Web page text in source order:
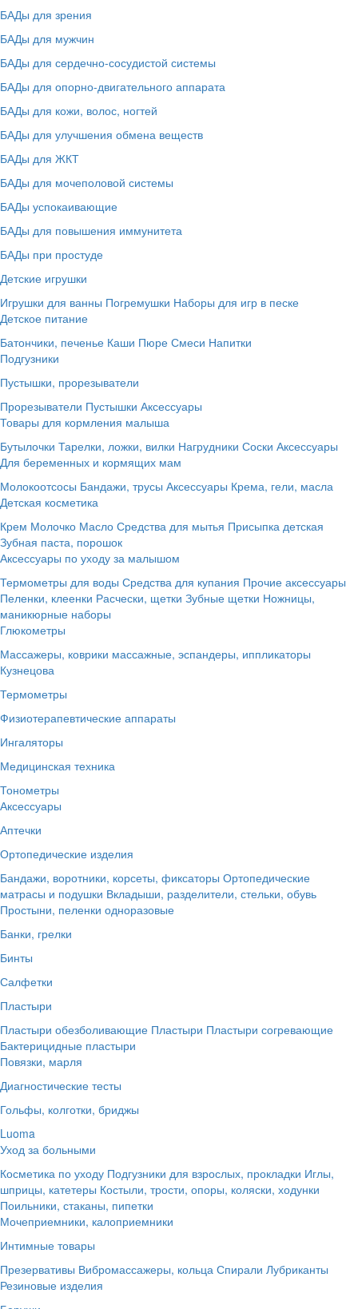
БАДы для зрения
БАДы для мужчин
БАДы для сердечно-сосудистой системы
БАДы для опорно-двигательного аппарата
БАДы для кожи, волос, ногтей
БАДы для улучшения обмена веществ
БАДы для ЖКТ
БАДы для мочеполовой системы
БАДы успокаивающие
БАДы для повышения иммунитета
БАДы при простуде
Детские игрушки
Игрушки для ванны Погремушки Наборы для игр в песке
Детское питание
Батончики, печенье Каши Пюре Смеси Напитки
Подгузники
Пустышки, прорезыватели
Прорезыватели Пустышки Аксессуары
Товары для кормления малыша
Бутылочки Тарелки, ложки, вилки Нагрудники Соски Аксессуары
Для беременных и кормящих мам
Молокоотсосы Бандажи, трусы Аксессуары Крема, гели, масла
Детская косметика
Крем Молочко Масло Средства для мытья Присыпка детская
Зубная паста, порошок
Аксессуары по уходу за малышом
Термометры для воды Средства для купания Прочие аксессуары
Пеленки, клеенки Расчески, щетки Зубные щетки Ножницы,
маникюрные наборы
Глюкометры
Массажеры, коврики массажные, эспандеры, иппликаторы
Кузнецова
Термометры
Физиотерапевтические аппараты
Ингаляторы
Медицинская техника
Тонометры
Аксессуары
Аптечки
Ортопедические изделия
Бандажи, воротники, корсеты, фиксаторы Ортопедические
матрасы и подушки Вкладыши, разделители, стельки, обувь
Простыни, пеленки одноразовые
Банки, грелки
Бинты
Салфетки
Пластыри
Пластыри обезболивающие Пластыри Пластыри согревающие
Бактерицидные пластыри
Повязки, марля
Диагностические тесты
Гольфы, колготки, бриджы
Luoma
Уход за больными
Косметика по уходу Подгузники для взрослых, прокладки Иглы,
шприцы, катетеры Костыли, трости, опоры, коляски, ходунки
Поильники, стаканы, пипетки
Мочеприемники, калоприемники
Интимные товары
Презервативы Вибромассажеры, кольца Спирали Лубриканты
Резиновые изделия